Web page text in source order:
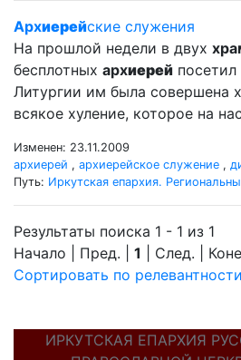
Архиерейские служения
На прошлой недели в двух
бесплотных архиерей посетил
Литургии им была совершена
всякое хуление, которое на
Изменен: 23.11.2009
архиерей , архиерейское служение ,
Путь: Иркутская епархия.
Результаты поиска 1 - 1 из 1
Начало | Пред. | 1 | След. |
Сортировать по релевантности
ИРКУТСКАЯ ЕПАРХИЯ